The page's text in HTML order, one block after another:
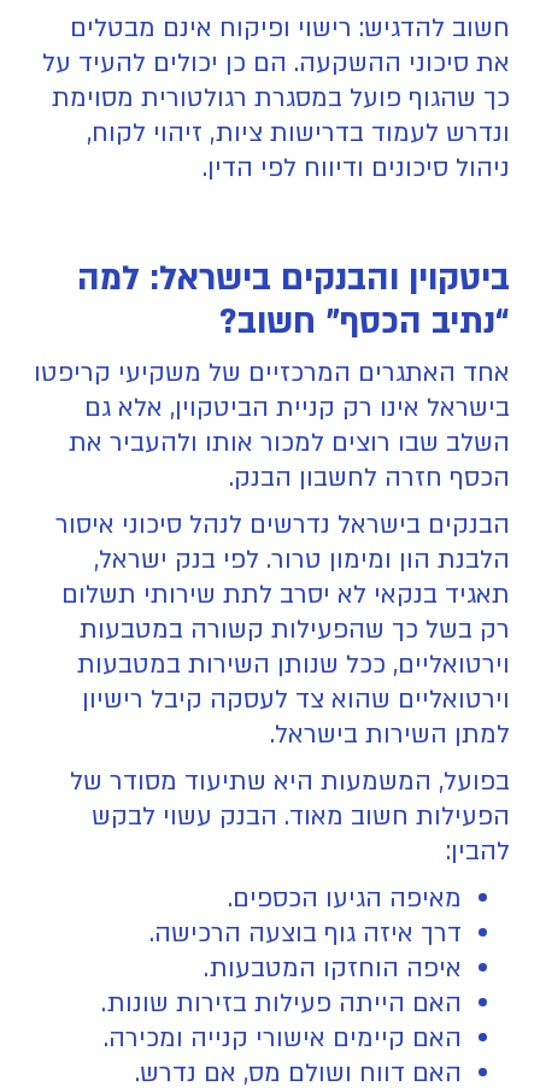
חשוב להדגיש: רישוי ופיקוח אינם מבטלים
את סיכוני ההשקעה. הם כן יכולים להעיד על
כך שהגוף פועל במסגרת רגולטורית מסוימת
ונדרש לעמוד בדרישות ציות, זיהוי לקוח,
ניהול סיכונים ודיווח לפי הדין.
ביטקוין והבנקים בישראל: למה
“נתיב הכסף” חשוב?
אחד האתגרים המרכזיים של משקיעי קריפטו
בישראל אינו רק קניית הביטקוין, אלא גם
השלב שבו רוצים למכור אותו ולהעביר את
הכסף חזרה לחשבון הבנק.
הבנקים בישראל נדרשים לנהל סיכוני איסור
הלבנת הון ומימון טרור. לפי בנק ישראל,
תאגיד בנקאי לא יסרב לתת שירותי תשלום
רק בשל כך שהפעילות קשורה במטבעות
וירטואליים, ככל שנותן השירות במטבעות
וירטואליים שהוא צד לעסקה קיבל רישיון
למתן השירות בישראל.
בפועל, המשמעות היא שתיעוד מסודר של
הפעילות חשוב מאוד. הבנק עשוי לבקש
להבין:
מאיפה הגיעו הכספים.
דרך איזה גוף בוצעה הרכישה.
איפה הוחזקו המטבעות.
האם הייתה פעילות בזירות שונות.
האם קיימים אישורי קנייה ומכירה.
האם דווח ושולם מס, אם נדרש.